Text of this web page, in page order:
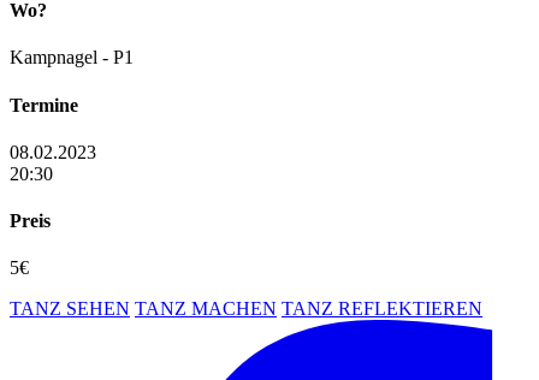
Wo?
Kampnagel - P1
Termine
08.02.2023
20:30
Preis
5€
TANZ SEHEN TANZ MACHEN TANZ REFLEKTIEREN